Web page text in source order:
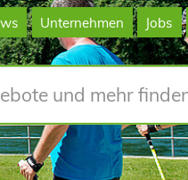
Unternehmen Jobs